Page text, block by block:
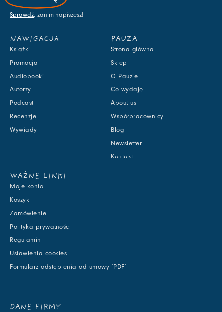
Sprawdź, zanim napiszesz!
NAWIGACJA
Książki
Promocja
Audiobooki
Autorzy
Podcast
Recenzje
Wywiady
PAUZA
Strona główna
Sklep
O Pauzie
Co wydaję
About us
Współpracownicy
Blog
Newsletter
Kontakt
WAŻNE LINKI
Moje konto
Koszyk
Zamówienie
Polityka prywatności
Regulamin
Ustawienia cookies
Formularz odstąpienia od umowy [PDF]
DANE FIRMY